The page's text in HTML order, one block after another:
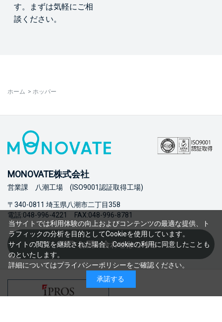
す。まずは気軽にご相
談ください。
ホーム > ホッパー
MONOVATE株式会社
営業課 八潮工場 (ISO9001認証取得工場)
〒340-0811 埼玉県八潮市二丁目358
電話:048-996-4221 FAX:048-996-8781
お問い合わせはこちら
当サイトでは利用体験の向上およびコンテンツの最適な提供、ト
ラフィックの分析を目的としてCookieを使用しています。
サイトの閲覧を継続された場合、Cookieの利用に同意したことも
のといたします。
詳細についてはプライバシーポリシーをご確認ください。
承諾する